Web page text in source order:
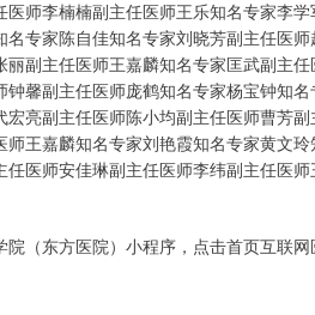
师李楠楠副主任医师王乐知名专家李
专家陈自佳知名专家刘晓芳副主任医
副主任医师王嘉麟知名专家匡武副主
馨副主任医师庞鹤知名专家杨宝钟知
亮副主任医师陈小均副主任医师曹芳
王嘉麟知名专家刘艳霞知名专家黄文
医师安佳琳副主任医师李纬副主任医
（东方医院）小程序，点击首页互联